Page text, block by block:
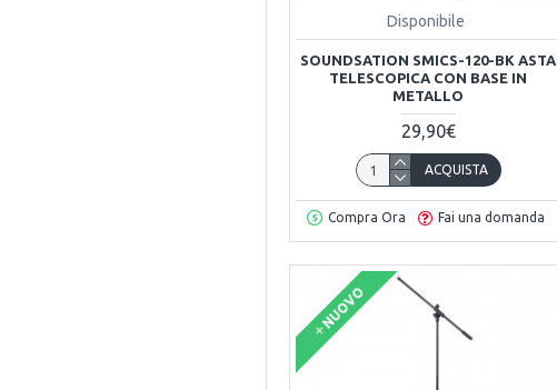
Disponibile
SOUNDSATION SMICS-120-BK ASTA
TELESCOPICA CON BASE IN
METALLO
29,90€
ACQUISTA
Compra Ora Fai una domanda
NUOVO